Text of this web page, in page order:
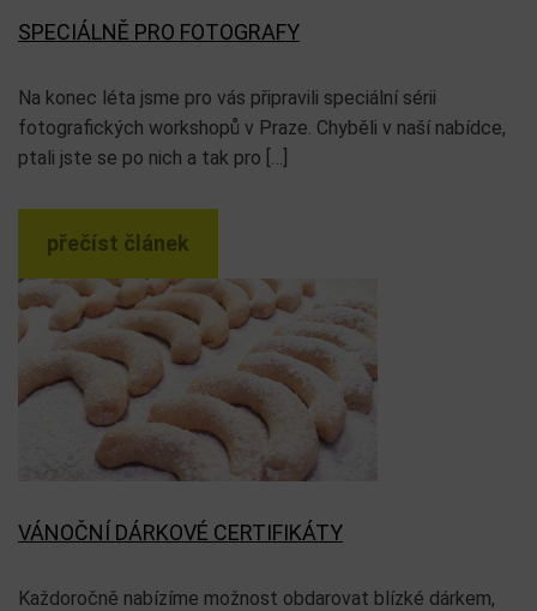
SPECIÁLNĚ PRO FOTOGRAFY
Na konec léta jsme pro vás připravili speciální sérii
fotografických workshopů v Praze. Chyběli v naší nabídce,
ptali jste se po nich a tak pro […]
přečíst článek
VÁNOČNÍ DÁRKOVÉ CERTIFIKÁTY
Každoročně nabízíme možnost obdarovat blízké dárkem,